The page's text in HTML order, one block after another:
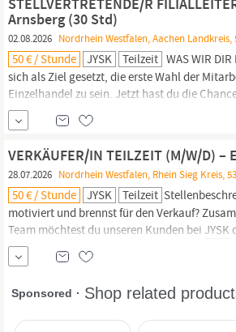
Ziel gesetzt, die...
Arnsberg (30 Std)
02.08.2026 Nordrhein Westfalen, Aachen Landkreis,
50 € / Stunde JYSK Teilzeit WAS WIR DIR
sich als Ziel gesetzt, die erste Wahl der
Einzelhandel zu sein. Jetzt hast du die
werden und zusammen mit uns an diesem
arbeiten! JYSKist ein dynamisches
wird deine Stimme gehört. Du wirst involviert
Entwicklung ist...
VERKÄUFER/IN TEILZEIT (M/W/D)
28.07.2026 Nordrhein Westfalen, Rhein Sieg Kreis,
50 € / Stunde JYSK Teilzeit
motiviert und brennst für den Verkauf?
Team möchtest du unseren Kunden bei JYSK
Einkaufserlebnis bieten? Du magst
schnelllebiges Umfeld? Dann ist die Stelle als
Ziel gesetzt, die...